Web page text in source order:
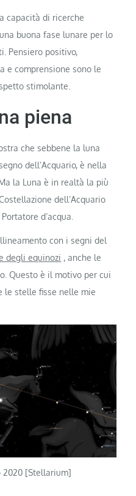
capacità di ricerche
buona fase lunare per lo
Pensiero positivo,
e comprensione sono le
stimolante.
piena
che sebbene la luna
dell’Acquario, è nella
la Luna è in realtà la più
dell’Acquario
d’acqua.
con i segni del
degli equinozi , anche le
Questo è il motivo per cui
le stelle fisse nelle mie
2020 [Stellarium]